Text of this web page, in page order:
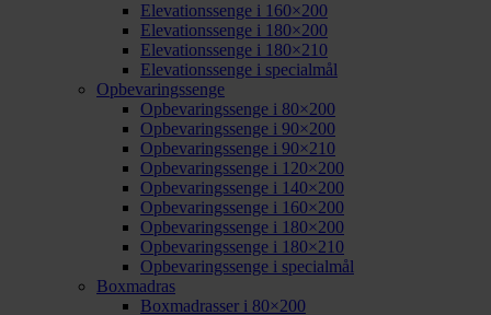
Elevationssenge i 160×200
Elevationssenge i 180×200
Elevationssenge i 180×210
Elevationssenge i specialmål
Opbevaringssenge
Opbevaringssenge i 80×200
Opbevaringssenge i 90×200
Opbevaringssenge i 90×210
Opbevaringssenge i 120×200
Opbevaringssenge i 140×200
Opbevaringssenge i 160×200
Opbevaringssenge i 180×200
Opbevaringssenge i 180×210
Opbevaringssenge i specialmål
Boxmadras
Boxmadrasser i 80×200